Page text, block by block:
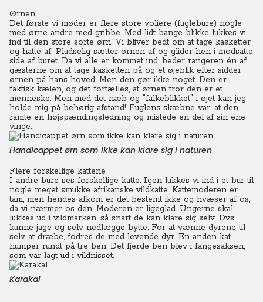
Ørnen
Det første vi møder er flere store voliere (fuglebure) nogle
med ørne andre med gribbe. Med lidt bange blikke lukkes vi
ind til den store sorte ørn. Vi bliver bedt om at tage kasketter
og hatte af! Pludselig sætter ørnen af og glider hen i modsatte
side af buret. Da vi alle er kommet ind, beder rangeren én af
gæsterne om at tage kasketten på og et øjeblik efter sidder
ørnen på hans hoved. Men den gør ikke noget. Den er
faktisk kælen, og det fortælles, at ørnen tror den er et
menneske. Men med det næb og "falkeblikket" i øjet kan jeg
holde mig på behørig afstand! Fuglens skæbne var, at den
ramte en højspændingsledning og mistede en del af sin ene
vinge.
Handicappet ørn som ikke kan klare sig i naturen
Flere forskellige kattene
I andre bure ses forskellige katte. Igen lukkes vi ind i et bur til
nogle meget smukke afrikanske vildkatte. Kattemoderen er
tam, men hendes afkom er det bestemt ikke og hvæser af os,
da vi nærmer os den. Moderen er ligeglad. Ungerne skal
lukkes ud i vildmarken, så snart de kan klare sig selv. Dvs.
kunne jage og selv nedlægge bytte. For at vænne dyrene til
selv at dræbe, fodres de med levende dyr. En anden kat
humper rundt på tre ben. Det fjerde ben blev i fangesaksen,
som var lagt ud i vildnisset.
Karakal